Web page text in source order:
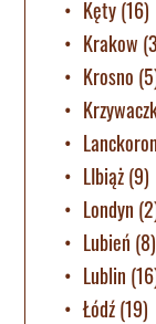
Kęty(16)
Krakow
Krosno
LIbiąż(9)
Londyn
Lubień (8)
Lublin
Łódź(19)